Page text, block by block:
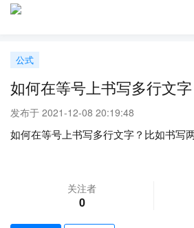
公式
如何在等号上书写多行文字
发布于 2021-12-08 20:19:48
如何在等号上书写多行文字？比如书写
关注者
0